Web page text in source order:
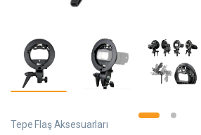
Tepe Flaş Aksesuarları